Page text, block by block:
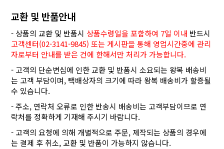
교환 및 반품안내
- 상품의 교환 및 반품시 상품수령일을 포함하여 7일 이내 반드시
고객센터(02-3141-9845) 또는 게시판을 통해 영업시간중에 관리
자로부터 안내를 받은 건에 한해서만 처리가 가능합니다.
- 고객의 단순변심에 인한 교환 및 반품시 소요되는 왕복 배송비
는 고객 부담이며, 택배상자의 크기에 따라 왕복 배송비가 할증될
수 있습니다.
- 주소, 연락처 오류로 인한 반송시 배송비는 고객부담이므로 연
락처를 정확하게 기재해 주시기 바랍니다.
- 고객의 요청에 의해 개별적으로 주문, 제작되는 상품의 경우에
는 결제 후 취소, 교환 및 반품이 가능하지 않습니다.